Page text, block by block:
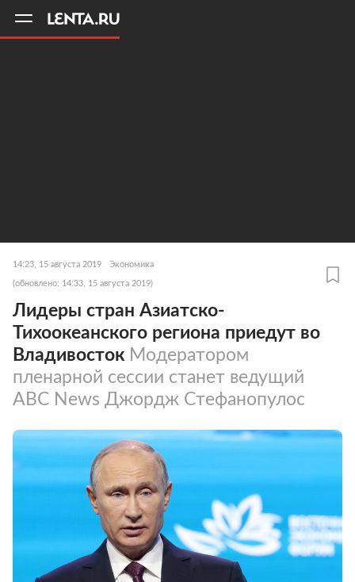
14:23, 15 августа 2019 Экономика
(обновлено: 14:33, 15 августа 2019)
Лидеры стран Азиатско-
Тихоокеанского региона приедут во
Владивосток Модератором
пленарной сессии станет ведущий
ABC News Джордж Стефанопулос